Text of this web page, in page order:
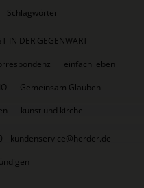
Schlagwörter
IN DER GEGENWART
einfach leben
Gemeinsam Glauben
kunst und kirche
kundenservice@herder.de